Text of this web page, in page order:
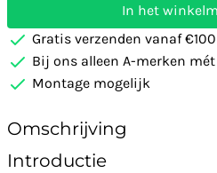
In het
Gratis verzenden vanaf €100
Bij ons alleen A-merken
Montage mogelijk
Omschrijving
Introductie